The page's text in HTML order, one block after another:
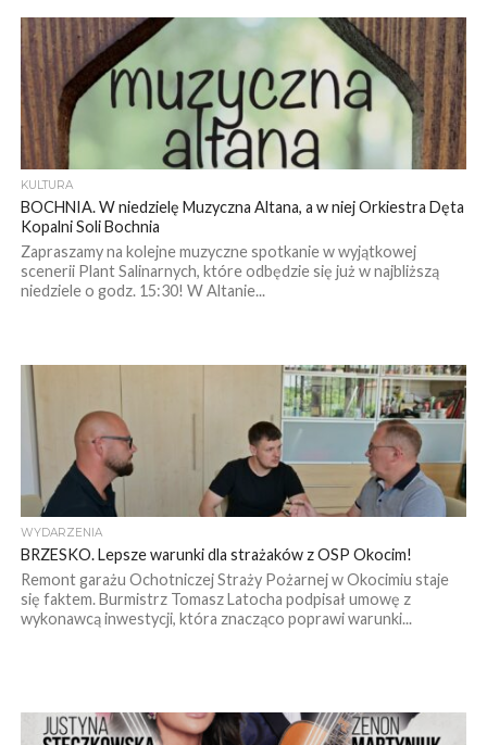
KULTURA
BOCHNIA. W niedzielę Muzyczna Altana, a w niej Orkiestra Dęta
Kopalni Soli Bochnia
Zapraszamy na kolejne muzyczne spotkanie w wyjątkowej
scenerii Plant Salinarnych, które odbędzie się już w najbliższą
niedziele o godz. 15:30! W Altanie...
WYDARZENIA
BRZESKO. Lepsze warunki dla strażaków z OSP Okocim!
Remont garażu Ochotniczej Straży Pożarnej w Okocimiu staje
się faktem. Burmistrz Tomasz Latocha podpisał umowę z
wykonawcą inwestycji, która znacząco poprawi warunki...